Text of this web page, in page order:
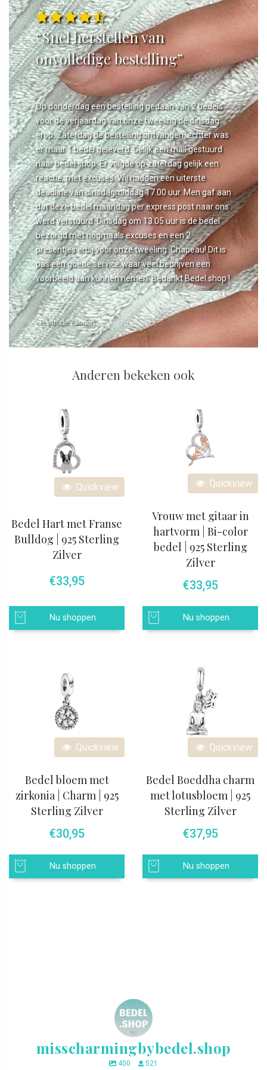
“Snel herstellen van
onvolledige bestelling”
Op donderdag een bestelling gedaan van 2 bedels
voor de verjaardag van onze tweeling de dinsdag
erop. Zaterdag de bestelling ontvangen, echter was
er maar 1 bedel geleverd. Gelijk een mail gestuurd
naar bedel.shop. Er volgde op zaterdag gelijk een
reactie, met excuses. Wij hadden een uiterste
deadline van dinsdagmiddag 17.00 uur. Men gaf aan
dat deze bedel maandag per express post naar ons
werd verstuurd. Dinsdag om 13.05 uur is de bedel
bezorgd met nogmaals excuses en een 2
presentjes erbij voor onze tweeling. Chapeau! Dit is
pas een goede service waar veel bedrijven een
voorbeeld aan kunnen nemen. Bedankt Bedel.shop !
- R van de Zanden
Anderen bekeken ook
Quickview
Bedel Hart met Franse
Bulldog | 925 Sterling
Zilver
€33,95
Nu shoppen
Quickview
Vrouw met gitaar in
hartvorm | Bi-color
bedel | 925 Sterling
Zilver
€33,95
Nu shoppen
Quickview
Bedel bloem met
zirkonia | Charm | 925
Sterling Zilver
€30,95
Nu shoppen
Quickview
Bedel Boeddha charm
met lotusbloem | 925
Sterling Zilver
€37,95
Nu shoppen
misscharmingbybedel.shop
400
521